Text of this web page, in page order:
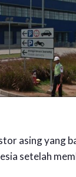
asing yang
setelah